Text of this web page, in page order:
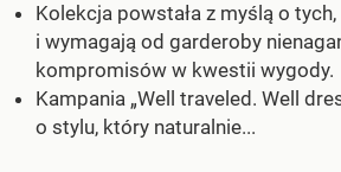
Kolekcja powstała z myślą o
i wymagają od garderoby
kompromisów w kwestii wygody.
Kampania „Well traveled. Well
o stylu, który naturalnie...